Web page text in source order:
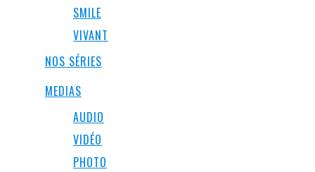
SMILE
VIVANT
NOS SÉRIES
MEDIAS
AUDIO
VIDÉO
PHOTO